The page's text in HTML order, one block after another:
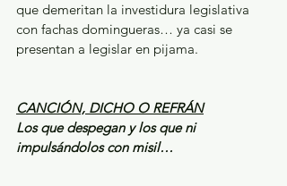
que demeritan la investidura legislativa
con fachas domingueras… ya casi se
presentan a legislar en pijama.
CANCIÓN, DICHO O REFRÁN
Los que despegan y los que ni
impulsándolos con misil…